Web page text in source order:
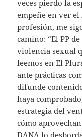
veces pierdo la
empeñe en ver
profesión, me
camino: “El PP
violencia sexual
leemos en El
ante prácticas
difunde
haya
estrategia del
cómo